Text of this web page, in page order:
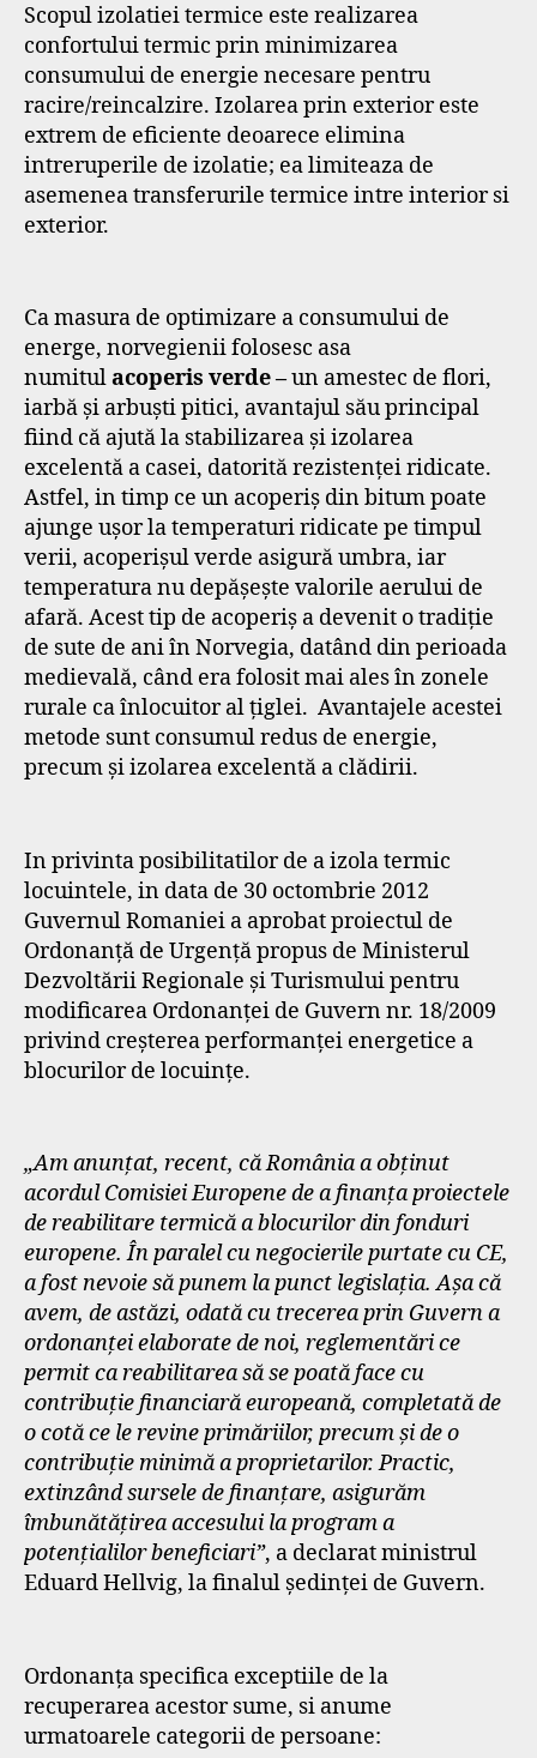
Scopul izolatiei termice este realizarea
confortului termic prin minimizarea
consumului de energie necesare pentru
racire/reincalzire. Izolarea prin exterior este
extrem de eficiente deoarece elimina
intreruperile de izolatie; ea limiteaza de
asemenea transferurile termice intre interior si
exterior.
Ca masura de optimizare a consumului de
energe, norvegienii folosesc asa
numitulacoperis verde –un amestec de flori,
iarbă și arbuști pitici, avantajul său principal
fiind că ajută la stabilizarea și izolarea
excelentă a casei, datorită rezistenței ridicate.
Astfel, in timp ce un acoperiș din bitum poate
ajunge ușor la temperaturi ridicate pe timpul
verii, acoperișul verde asigură umbra, iar
temperatura nu depășește valorile aerului de
afară. Acest tip de acoperiș a devenit o tradiție
de sute de ani în Norvegia, datând din perioada
medievală, când era folosit mai ales în zonele
rurale ca înlocuitor al țiglei. Avantajele acestei
metode sunt consumul redus de energie,
precum și izolarea excelentă a clădirii.
In privinta posibilitatilor de a izola termic
locuintele, in data de 30 octombrie 2012
Guvernul Romaniei a aprobat proiectul de
Ordonanţă de Urgenţă propus de Ministerul
Dezvoltării Regionale şi Turismului pentru
modificarea Ordonanţei de Guvern nr. 18/2009
privind creşterea performanţei energetice a
blocurilor de locuinţe.
„Am anunţat, recent, că România a obţinut
acordul Comisiei Europene de a finanţa proiectele
de reabilitare termică a blocurilor din fonduri
europene. În paralel cu negocierile purtate cu CE,
a fost nevoie să punem la punct legislaţia. Aşa că
avem, de astăzi, odată cu trecerea prin Guvern a
ordonanţei elaborate de noi, reglementări ce
permit ca reabilitarea să se poată face cu
contribuţie financiară europeană, completată de
o cotă ce le revine primăriilor, precum şi de o
contribuţie minimă a proprietarilor. Practic,
extinzând sursele de finanţare, asigurăm
îmbunătăţirea accesului la program a
potenţialilor beneficiari”, a declarat ministrul
Eduard Hellvig, la finalul şedinţei de Guvern.
Ordonanţa specifica exceptiile de la
recuperarea acestor sume, si anume
urmatoarele categorii de persoane: